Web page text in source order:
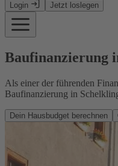
Login
Jetzt loslegen
Baufinanzierung
Als einer der führenden
Baufinanzierung in
Dein Hausbudget berechnen